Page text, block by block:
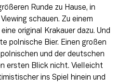
Runde zu Hause, in
schauen. Zu einem
original Krakauer dazu. Und
polnische Bier. Einen großen
und der deutschen
ersten Blick nicht. Vielleicht
ins Spiel hinein und